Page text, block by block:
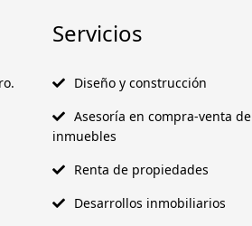
Servicios
Diseño y construcción
Asesoría en compra-venta de
inmuebles
Renta de propiedades
Desarrollos inmobiliarios